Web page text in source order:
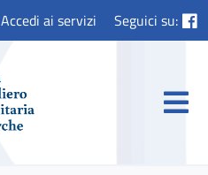
Accedi ai servizi Seguici su: